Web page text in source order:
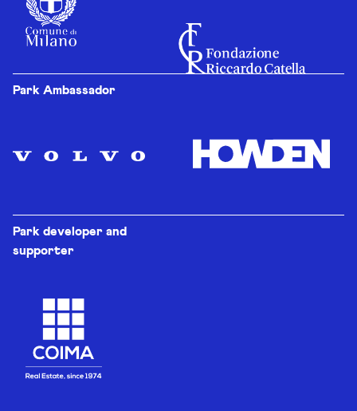
Park Ambassador
Park developer and
supporter